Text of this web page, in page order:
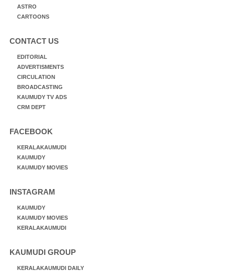
ASTRO
CARTOONS
CONTACT US
EDITORIAL
ADVERTISMENTS
CIRCULATION
BROADCASTING
KAUMUDY TV ADS
CRM DEPT
FACEBOOK
KERALAKAUMUDI
KAUMUDY
KAUMUDY MOVIES
INSTAGRAM
KAUMUDY
KAUMUDY MOVIES
KERALAKAUMUDI
KAUMUDI GROUP
KERALAKAUMUDI DAILY